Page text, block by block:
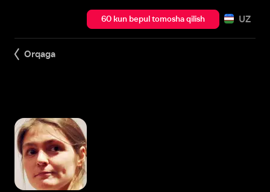
60 kun bepul tomosha qilish UZ
Orqaga